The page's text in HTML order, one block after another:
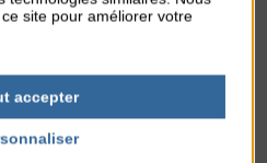
site pour améliorer votre
accepter